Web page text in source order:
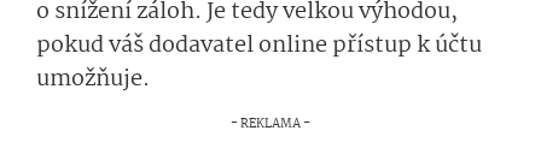
o snížení záloh. Je tedy velkou výhodou,
pokud váš dodavatel online přístup k účtu
umožňuje.